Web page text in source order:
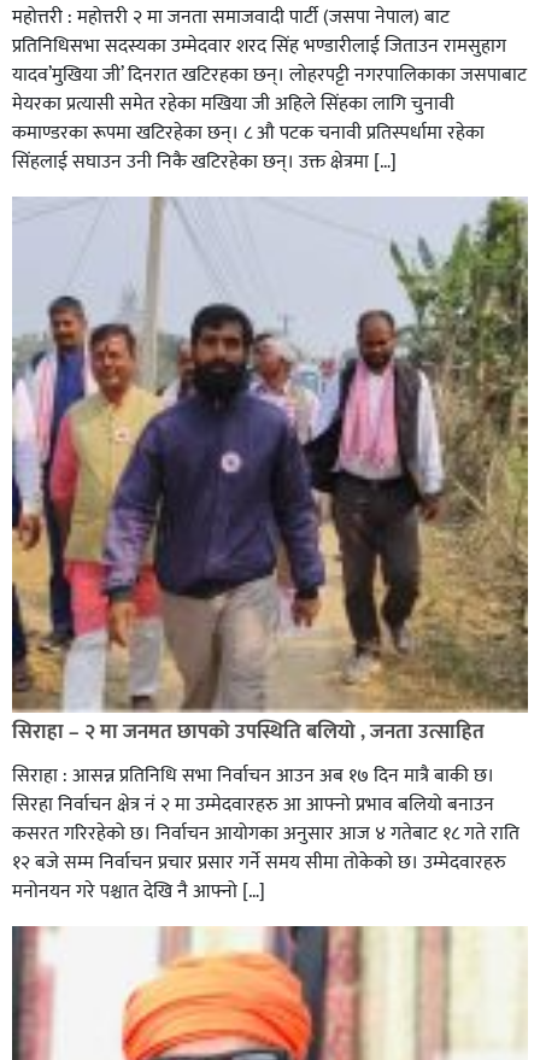
सिराहाको औरहीमा जेन-जी भेला सम्पन्न
महोत्तरी : महोत्तरी २ मा जनता समाजवादी पार्टी (जसपा नेपाल) बाट
प्रतिनिधिसभा सदस्यका उम्मेदवार शरद सिंह भण्डारीलाई जिताउन रामसुहाग
यादव’मुखिया जी’ दिनरात खटिरहका छन्। लोहरपट्टी नगरपालिकाका जसपाबाट
मेयरका प्रत्यासी समेत रहेका मखिया जी अहिले सिंहका लागि चुनावी
कमाण्डरका रूपमा खटिरहेका छन्। ८ औ पटक चनावी प्रतिस्पर्धामा रहेका
सिंहलाई सघाउन उनी निकै खटिरहेका छन्। उक्त क्षेत्रमा […]
सिराहा – २ मा जनमत छापको उपस्थिति बलियो , जनता उत्साहित
सिराहा : आसन्न प्रतिनिधि सभा निर्वाचन आउन अब १७ दिन मात्रै बाकी छ।
सिरहा निर्वाचन क्षेत्र नं २ मा उम्मेदवारहरु आ आफ्नो प्रभाव बलियो बनाउन
कसरत गरिरहेको छ। निर्वाचन आयोगका अनुसार आज ४ गतेबाट १८ गते राति
१२ बजे सम्म निर्वाचन प्रचार प्रसार गर्ने समय सीमा तोकेको छ। उम्मेदवारहरु
मनोनयन गरे पश्चात देखि नै आफ्नो […]